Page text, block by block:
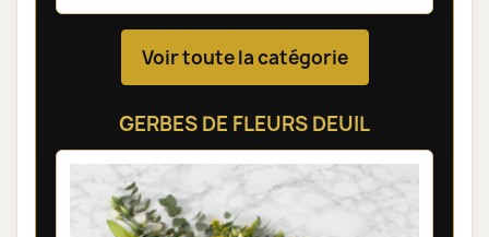
Voir toute la catégorie
GERBES DE FLEURS DEUIL